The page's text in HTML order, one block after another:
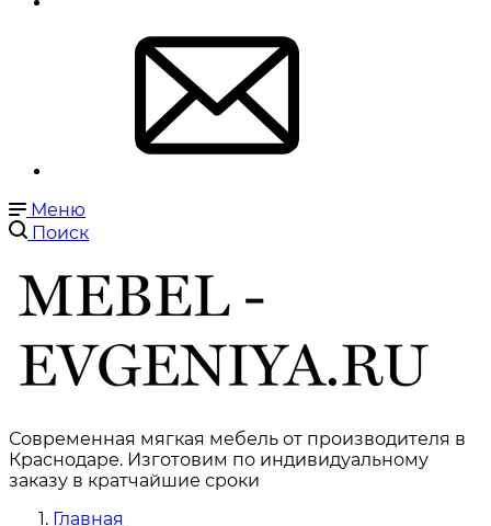
Меню
Поиск
Современная мягкая мебель от производителя в
Краснодаре. Изготовим по индивидуальному
заказу в кратчайшие сроки
Главная